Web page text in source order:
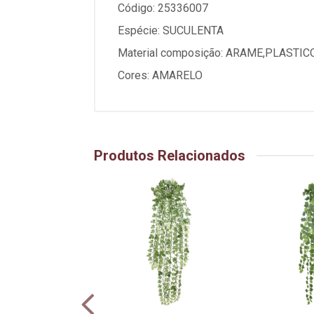
Código: 25336007
Espécie: SUCULENTA
Material composição:
Cores: AMARELO
Produtos Relacionados